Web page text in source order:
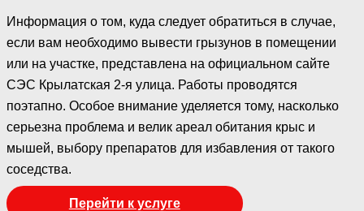
Информация о том, куда следует обратиться в случае,
если вам необходимо вывести грызунов в помещении
или на участке, представлена на официальном сайте
СЭС Крылатская 2-я улица. Работы проводятся
поэтапно. Особое внимание уделяется тому, насколько
серьезна проблема и велик ареал обитания крыс и
мышей, выбору препаратов для избавления от такого
соседства.
Перейти к услуге